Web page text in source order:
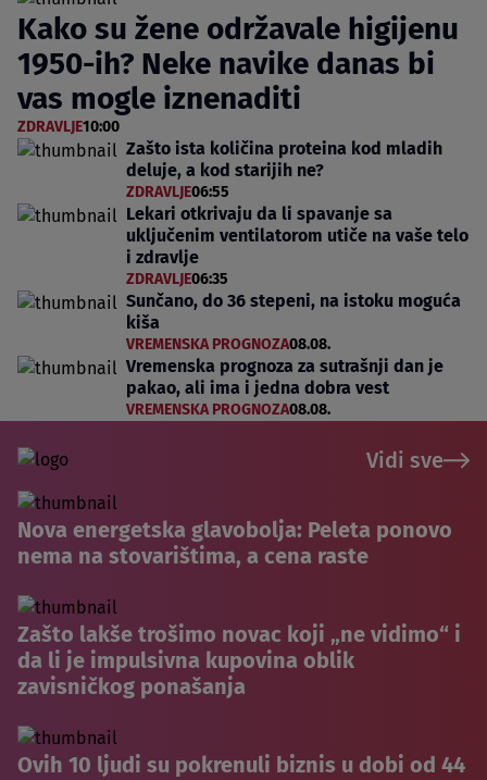
Kako su žene održavale higijenu
1950-ih? Neke navike danas bi
vas mogle iznenaditi
ZDRAVLJE10:00
Zašto ista količina proteina kod mladih
deluje, a kod starijih ne?
ZDRAVLJE06:55
Lekari otkrivaju da li spavanje sa
uključenim ventilatorom utiče na vaše telo
i zdravlje
ZDRAVLJE06:35
Sunčano, do 36 stepeni, na istoku moguća
kiša
VREMENSKA PROGNOZA08.08.
Vremenska prognoza za sutrašnji dan je
pakao, ali ima i jedna dobra vest
VREMENSKA PROGNOZA08.08.
Vidi sve
Nova energetska glavobolja: Peleta ponovo
nema na stovarištima, a cena raste
Zašto lakše trošimo novac koji „ne vidimo“ i
da li je impulsivna kupovina oblik
zavisničkog ponašanja
Ovih 10 ljudi su pokrenuli biznis u dobi od 44